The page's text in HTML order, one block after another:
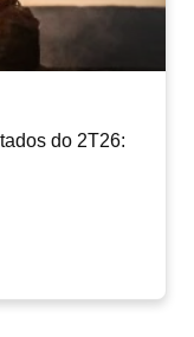
do 2T26: